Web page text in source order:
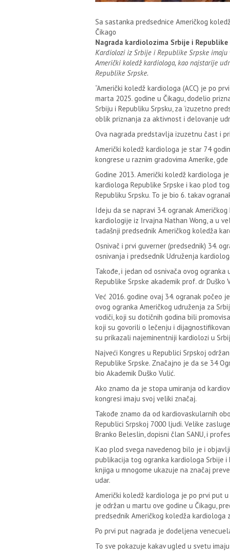
Sa sastanka predsednice Američkog
Čikago
Nagrada kardiolozima Srbije i Republike
Kardiolozi iz Srbije i Republike Srpske
Američki koledž kardiologa, kao najstarije
Republike Srpske.
“Američki koledž kardiologa (ACC) je po
marta 2025. godine u Čikagu, dodelio
Srbiju i Republiku Srpsku, za ’izuzetno
oblik priznanja za aktivnost i delovanje
Ova nagrada predstavlja izuzetnu čast i
Američki koledž kardiologa je star 74
kongrese u raznim gradovima Amerike,
Godine 2013. Američki koledž kardiologa
kardiologa Republike Srpske i kao plod
Republiku Srpsku. To je bio 6. takav
Ideju da se napravi 34. ogranak
kardiologije iz Irvajna Nathan Wong, a u
tadašnji predsednik Američkog koledža
Osnivač i prvi guverner (predsednik) 34.
osnivanja i predsednik Udruženja
Takođe, i jedan od osnivača ovog
Republike Srpske akademik prof. dr Duško
Već 2016. godine ovaj 34. ogranak počeo
ovog ogranka Američkog udruženja za
vodiči, koji su dotičnih godina bili
koji su govorili o lečenju i
su prikazali najeminentniji kardiolozi u
Najveći Kongres u Republici Srpskoj
Republike Srpske. Značajno je da se 34
bio Akademik Duško Vulić.
Ako znamo da je stopa umiranja od
kongresi imaju svoj veliki značaj.
Takođe znamo da od kardiovaskularnih
Republici Srpskoj 7000 ljudi. Velike
Branko Beleslin, dopisni član SANU, i
Kao plod svega navedenog bilo je i
publikacija tog ogranka kardiologa Srbije i
knjiga u mnogome ukazuje na značaj
udar.
Američki koledž kardiologa je po prvi put
je održan u martu ove godine u Čikagu,
predsednik Američkog koledža kardiologa
Po prvi put nagrada je dodeljena
To sve pokazuje kakav ugled u svetu